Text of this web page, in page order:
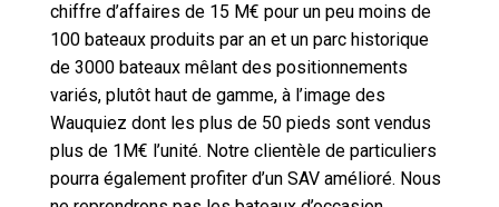
chiffre d’affaires de 15 M€ pour un peu moins de
100 bateaux produits par an et un parc historique
de 3000 bateaux mêlant des positionnements
variés, plutôt haut de gamme, à l’image des
Wauquiez dont les plus de 50 pieds sont vendus
plus de 1M€ l’unité. Notre clientèle de particuliers
pourra également profiter d’un SAV amélioré. Nous